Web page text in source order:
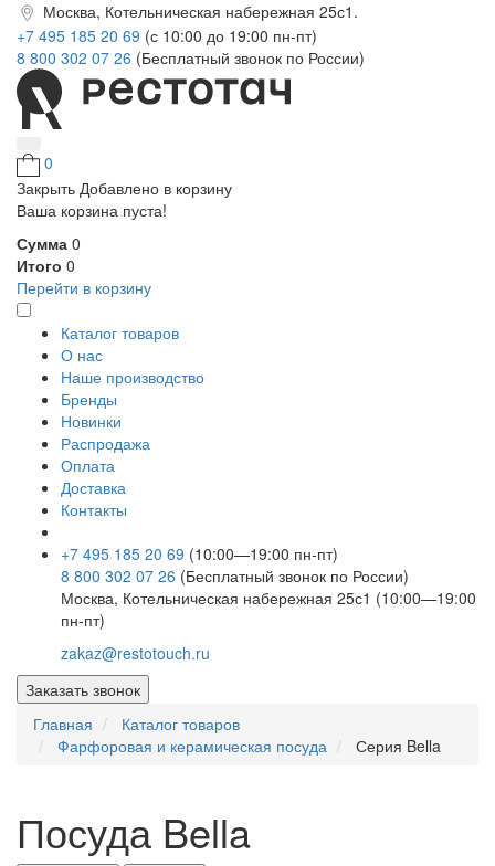
Москва, Котельническая набережная 25с1.
+7 495 185 20 69 (с 10:00 до 19:00 пн-пт)
8 800 302 07 26 (Бесплатный звонок по России)
0
Закрыть Добавлено в корзину
Ваша корзина пуста!
Сумма 0
Итого 0
Перейти в корзину
Каталог товаров
О нас
Наше производство
Бренды
Новинки
Распродажа
Оплата
Доставка
Контакты
+7 495 185 20 69 (10:00—19:00 пн-пт)
8 800 302 07 26 (Бесплатный звонок по России)
Москва, Котельническая набережная 25с1 (10:00—19:00
пн-пт)
zakaz@restotouch.ru
Заказать звонок
Главная
Каталог товаров
Фарфоровая и керамическая посуда
Серия Bella
Посуда Bella